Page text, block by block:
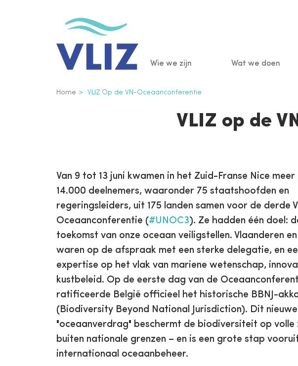
Main
navigation
Wie we zijn Wat we doen
Kruimelpad
Home VLIZ Op de VN-Oceaanconferentie
VLIZ op de
Van 9 tot 13 juni kwamen in het Zuid-Franse Nice meer
14.000 deelnemers, waaronder 75 staatshoofden en
regeringsleiders, uit 175 landen samen voor de derde
Oceaanconferentie (#UNOC3). Ze hadden één doel:
toekomst van onze oceaan veiligstellen. Vlaanderen en
waren op de afspraak met een sterke delegatie, en
expertise op het vlak van mariene wetenschap,
kustbeleid. Op de eerste dag van de
ratificeerde België officieel het historische BBNJ-
(Biodiversity Beyond National Jurisdiction). Dit nieuwe
"oceaanverdrag" beschermt de biodiversiteit op volle
buiten nationale grenzen – en is een grote stap
internationaal oceaanbeheer.